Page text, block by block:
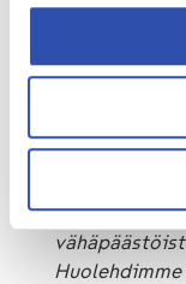
Tietoja
Yhtymä
VR:llä
vaikuttaa